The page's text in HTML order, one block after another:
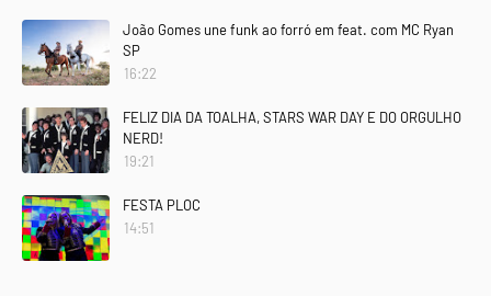
João Gomes une funk ao forró em feat. com MC Ryan
SP
16:22
FELIZ DIA DA TOALHA, STARS WAR DAY E DO ORGULHO
NERD!
19:21
FESTA PLOC
14:51